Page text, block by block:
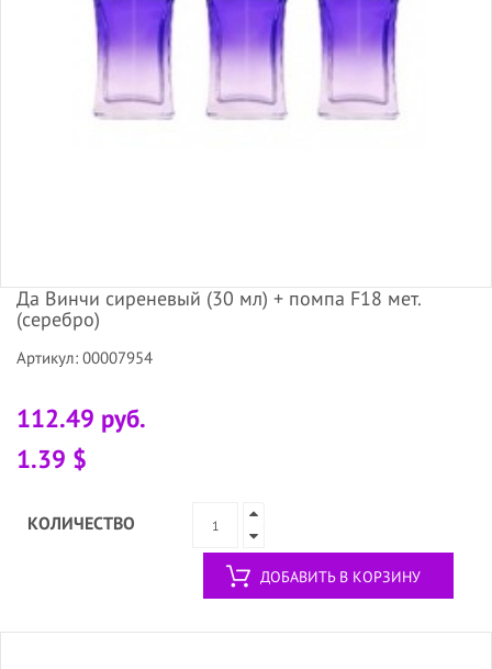
Да Винчи сиреневый (30 мл) + помпа F18 мет.
(серебро)
Артикул: 00007954
112.49 руб.
1.39 $
КОЛИЧЕСТВО
ДОБАВИТЬ В КОРЗИНУ